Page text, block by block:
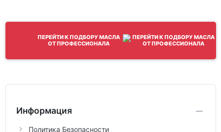
ПЕРЕЙТИ К ПОДБОРУ МАСЛА
ОТ ПРОФЕССИОНАЛА
Информация
Политика Безопасности